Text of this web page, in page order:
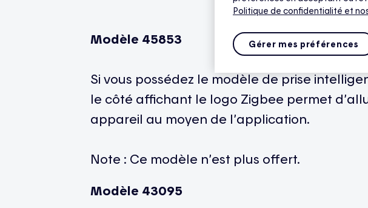
Modèle 45853
Si vous possédez le modèle de prise
le côté affichant le logo Zigbee permet
appareil au moyen de l’application.
Note : Ce modèle n’est plus offert.
Modèle 43095
Politique de confidentialité et
Gérer mes préférences